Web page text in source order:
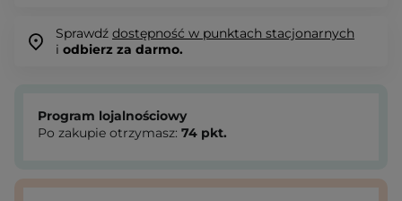
Sprawdź dostępność w punktach stacjonarnych
i odbierz za darmo.
Program lojalnościowy
Po zakupie otrzymasz: 74 pkt.